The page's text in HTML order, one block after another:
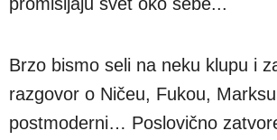
Brzo bismo seli na neku klupu i
razgovor o Ničeu, Fukou,
postmoderni… Poslovično